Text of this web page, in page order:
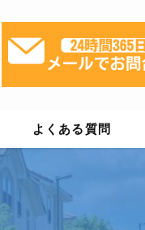
よくある質問